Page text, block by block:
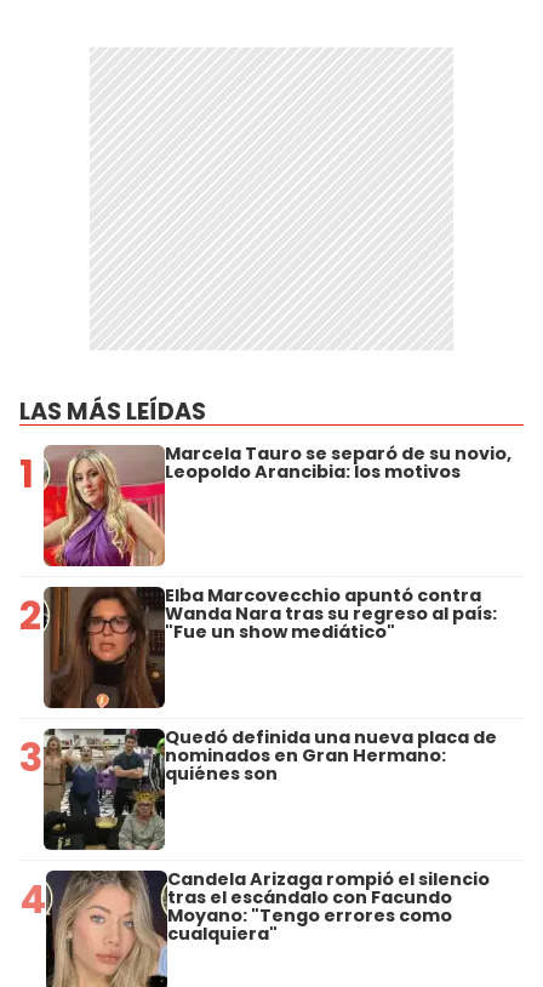
LAS MÁS LEÍDAS
1 Marcela Tauro se separó de su novio,
Leopoldo Arancibia: los motivos
2 Elba Marcovecchio apuntó contra
Wanda Nara tras su regreso al país:
"Fue un show mediático"
3 Quedó definida una nueva placa de
nominados en Gran Hermano:
quiénes son
4 Candela Arizaga rompió el silencio
tras el escándalo con Facundo
Moyano: "Tengo errores como
cualquiera"